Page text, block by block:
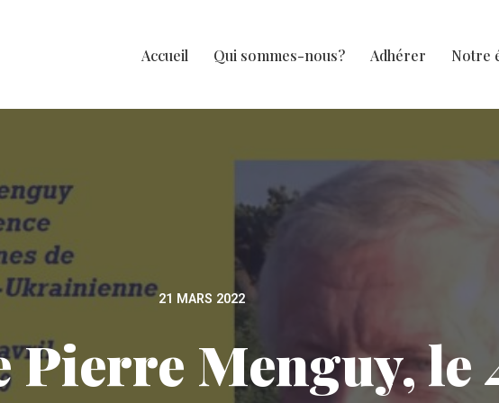
Accueil Qui sommes-nous? Adhérer Notre
21 MARS 2022
Pierre Menguy, le